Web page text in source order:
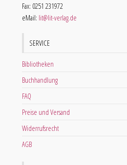
Fax: 0251 231972
eMail: lit@lit-verlag.de
SERVICE
Bibliotheken
Buchhandlung
FAQ
Preise und Versand
Widerrufsrecht
AGB